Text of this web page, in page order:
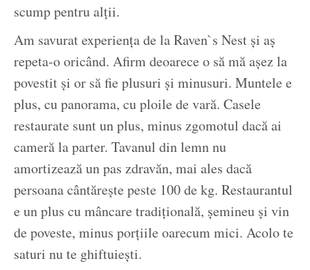
scump pentru alții.
Am savurat experiența de la Raven`s Nest și aș
repeta-o oricând. Afirm deoarece o să mă așez la
povestit și or să fie plusuri și minusuri. Muntele e
plus, cu panorama, cu ploile de vară. Casele
restaurate sunt un plus, minus zgomotul dacă ai
cameră la parter. Tavanul din lemn nu
amortizează un pas zdravăn, mai ales dacă
persoana cântărește peste 100 de kg. Restaurantul
e un plus cu mâncare tradițională, șemineu și vin
de poveste, minus porțiile oarecum mici. Acolo te
saturi nu te ghiftuiești.